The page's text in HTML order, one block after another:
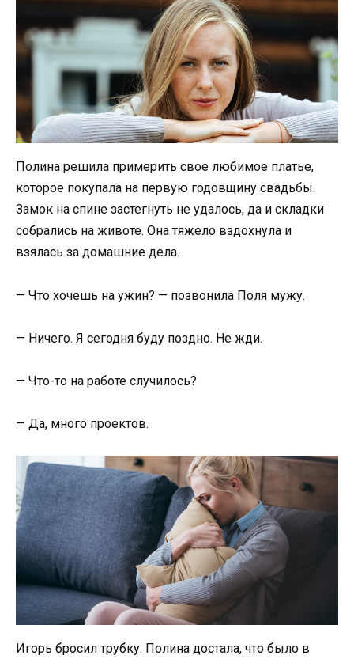
Полина решила примерить свое любимое платье,
которое покупала на первую годовщину свадьбы.
Замок на спине застегнуть не удалось, да и складки
собрались на животе. Она тяжело вздохнула и
взялась за домашние дела.
— Что хочешь на ужин? — позвонила Поля мужу.
— Ничего. Я сегодня буду поздно. Не жди.
— Что-то на работе случилось?
— Да, много проектов.
Игорь бросил трубку. Полина достала, что было в